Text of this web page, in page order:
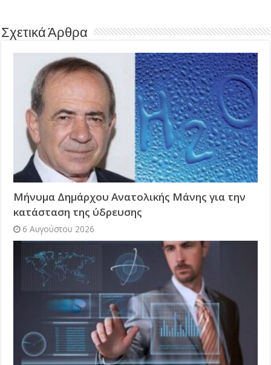
Σχετικά Άρθρα
Μήνυμα Δημάρχου Ανατολικής Μάνης για την
κατάσταση της ύδρευσης
6 Αυγούστου 2026